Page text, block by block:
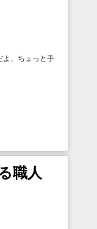
よ、ちょっと手
職人